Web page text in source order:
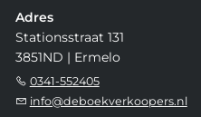
Adres
Stationsstraat 131
3851ND | Ermelo
0341-552405
info@deboekverkoopers.nl